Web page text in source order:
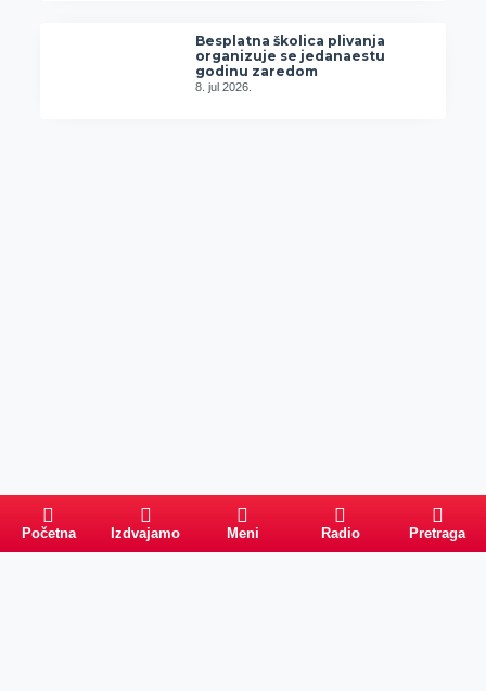
Besplatna školica plivanja
organizuje se jedanaestu
godinu zaredom
8. jul 2026.
Početna Izdvajamo Meni Radio Pretraga